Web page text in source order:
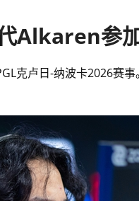
克卢日-纳波卡2026赛